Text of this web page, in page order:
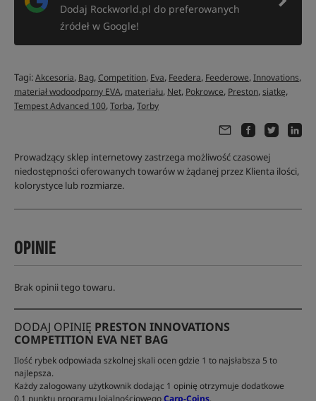
Dodaj Rockworld.pl do preferowanych
źródeł w Google!
Tagi:Akcesoria, Bag,Competition, Eva, Feedera, Feederowe,Innovations,
materiał wodoodporny EVA, materiału, Net, Pokrowce, Preston,siatkę,
Tempest Advanced 100,Torba,Torby
Prowadzący sklep internetowy zastrzega możliwość czasowej
niedostępności oferowanych towarów w żądanej przez Klienta ilości,
kolorystyce lub rozmiarze.
OPINIE
Brak opinii tego towaru.
DODAJ OPINIĘ PRESTON INNOVATIONS
COMPETITION EVA NET BAG
Ilość rybek odpowiada szkolnej skali ocen gdzie 1 to najsłabsza 5 to
najlepsza.
Każdy zalogowany użytkownik dodając 1 opinię otrzymuje dodatkowe